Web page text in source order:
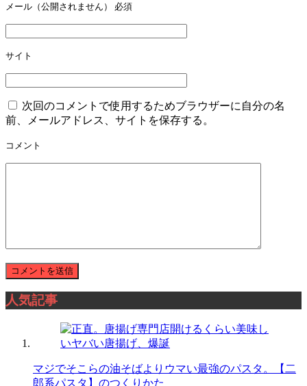
メール（公開されません） 必須
サイト
次回のコメントで使用するためブラウザーに自分の名
前、メールアドレス、サイトを保存する。
コメント
人気記事
マジでそこらの油そばよりウマい最強のパスタ。【二
郎系パスタ】のつくりかた